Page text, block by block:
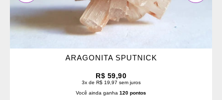
ARAGONITA SPUTNICK
R$ 59,90
3x de R$ 19,97 sem juros
Você ainda ganha 120 pontos